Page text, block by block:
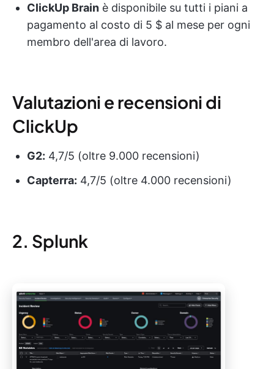
ClickUp Brain è disponibile su tutti i piani a
pagamento al costo di 5 $ al mese per ogni
membro dell'area di lavoro.
Valutazioni e recensioni di
ClickUp
G2: 4,7/5 (oltre 9.000 recensioni)
Capterra: 4,7/5 (oltre 4.000 recensioni)
2. Splunk